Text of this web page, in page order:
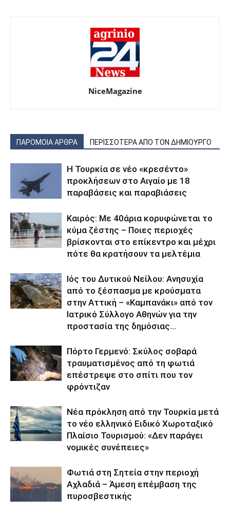
NiceMagazine
ΠΑΡΟΜΟΙΑ ΑΡΘΡΑ ΠΕΡΙΣΣΟΤΕΡΑ ΑΠΟ ΤΟΝ ΔΗΜΙΟΥΡΓΟ
Η Τουρκία σε νέο «κρεσέντο»
προκλήσεων στο Αιγαίο με 18
παραβάσεις και παραβιάσεις
Καιρός: Με 40άρια κορυφώνεται το
κύμα ζέστης – Ποιες περιοχές
βρίσκονται στο επίκεντρο και μέχρι
πότε θα κρατήσουν τα μελτέμια
Ιός του Δυτικού Νείλου: Ανησυχία
από το ξέσπασμα με κρούσματα
στην Αττική – «Καμπανάκι» από τον
Ιατρικό Σύλλογο Αθηνών για την
προστασία της δημόσιας...
Πόρτο Γερμενό: Σκύλος σοβαρά
τραυματισμένος από τη φωτιά
επέστρεψε στο σπίτι που τον
φρόντιζαν
Νέα πρόκληση από την Τουρκία μετά
το νέο ελληνικό Ειδικό Χωροταξικό
Πλαίσιο Τουρισμού: «Δεν παράγει
νομικές συνέπειες»
Φωτιά στη Σητεία στην περιοχή
Αχλαδιά – Άμεση επέμβαση της
πυροσβεστικής